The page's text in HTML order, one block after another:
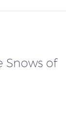
Snows of